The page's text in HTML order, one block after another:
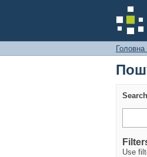
Головна
Use